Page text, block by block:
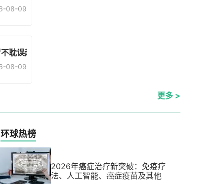
08-09
耽误赶时间
08-09
更多 >
环球热榜
2026年癌症治疗新突破：免疫疗
法、人工智能、癌症疫苗及其他